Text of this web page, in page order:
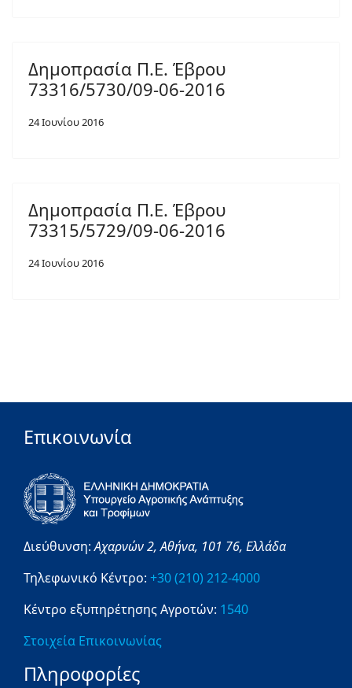
Δημοπρασία Π.Ε. Έβρου
73316/5730/09-06-2016
24 Ιουνίου 2016
Δημοπρασία Π.Ε. Έβρου
73315/5729/09-06-2016
24 Ιουνίου 2016
Επικοινωνία
Διεύθυνση:Αχαρνών 2,Αθήνα, 101 76, Ελλάδα
Τηλεφωνικό Κέντρο: +30 (210) 212-4000
Κέντρο εξυπηρέτησης Αγροτών: 1540
Στοιχεία Επικοινωνίας
Πληροφορίες